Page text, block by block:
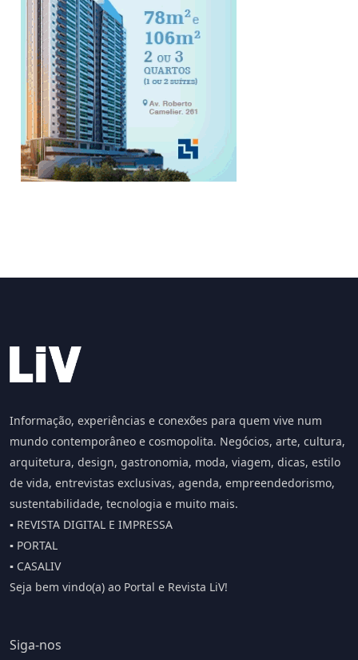
Informação, experiências e conexões para quem vive num
mundo contemporâneo e cosmopolita. Negócios, arte, cultura,
arquitetura, design, gastronomia, moda, viagem, dicas, estilo
de vida, entrevistas exclusivas, agenda, empreendedorismo,
sustentabilidade, tecnologia e muito mais.
▪️ REVISTA DIGITAL E IMPRESSA
▪️ PORTAL
▪️ CASALIV
Seja bem vindo(a) ao Portal e Revista LiV!
Siga-nos